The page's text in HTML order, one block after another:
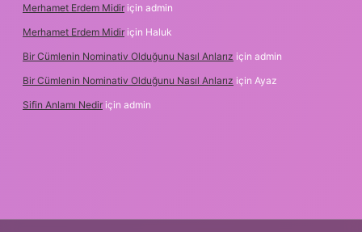
Merhamet Erdem Midir için admin
Merhamet Erdem Midir için Haluk
Bir Cümlenin Nominativ Olduğunu Nasıl Anlarız için admin
Bir Cümlenin Nominativ Olduğunu Nasıl Anlarız için Ayaz
Sifin Anlamı Nedir için admin